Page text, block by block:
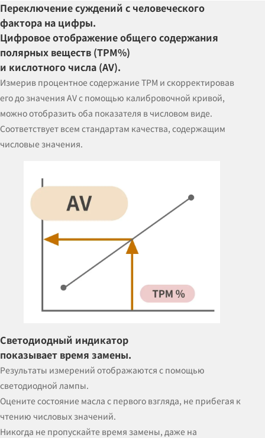
Переключение суждений с человеческого
фактора на цифры.
Цифровое отображение общего содержания
полярных веществ (TPM%)
и кислотного числа (AV).
Измерив процентное содержание TPM и скорректировав
его до значения AV с помощью калибровочной кривой,
можно отобразить оба показателя в числовом виде.
Соответствует всем стандартам качества, содержащим
числовые значения.
Светодиодный индикатор
показывает время замены.
Результаты измерений отображаются с помощью
светодиодной лампы.
Оцените состояние масла с первого взгляда, не прибегая к
чтению числовых значений.
Никогда не пропускайте время замены, даже на